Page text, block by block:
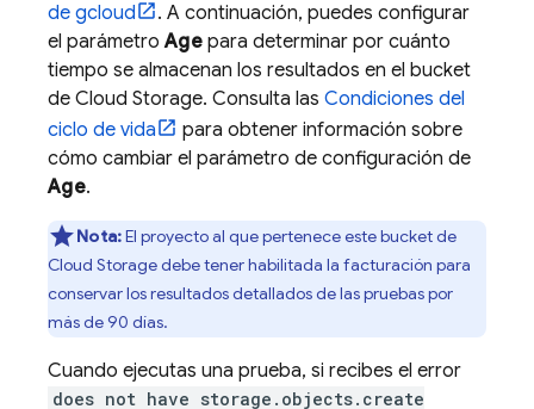
de gcloud
. A continuación, puedes configurar
el parámetroAgepara determinar por cuánto
tiempo se almacenan los resultados en el bucket
de Cloud Storage. Consulta las Condiciones del
ciclo de vida
para obtener información sobre
cómo cambiar el parámetro de configuración de
Age.
Nota:El proyecto al que pertenece este bucket de
Cloud Storagedebe tener habilitada la facturación para
conservar los resultados detallados de las pruebas por
más de 90 días.
Cuando ejecutas una prueba, si recibes el error
does not have storage.objects.create